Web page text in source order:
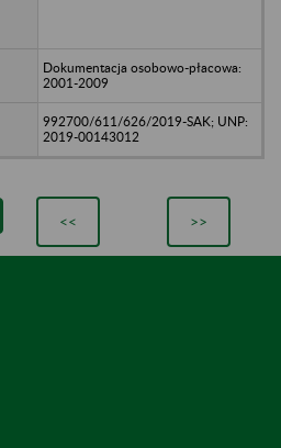
Dokumentacja osobowo-płacowa:
2001-2009
992700/611/626/2019-SAK; UNP:
2019-00143012
<< >>